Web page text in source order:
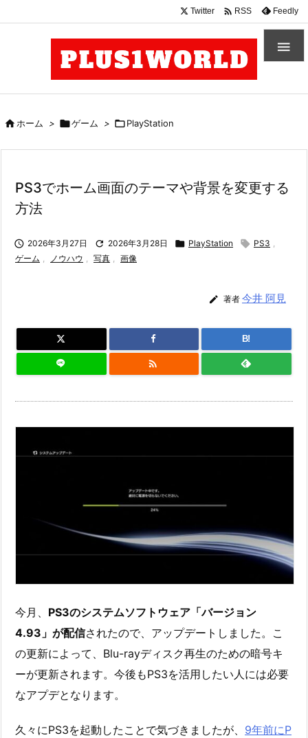

Twitter  RSS Feedly
ホーム > ゲーム > PlayStation
PS3でホーム画面のテーマや背景を変更する
方法
 2026年3月27日  2026年3月28日  PlayStation  PS3 ,
ゲーム , ノウハウ , 写真 , 画像
 著者 今井 阿見
B!

今月、 PS3のシステムソフトウェア「バージョン
4.93」が配信されたので、アップデートしました。こ
の更新によって、Blu-rayディスク再生のための暗号キ
ーが更新されます。今後もPS3を活用したい人には必要
なアプデとなります。
久々にPS3を起動したことで気づきましたが、 9年前にP